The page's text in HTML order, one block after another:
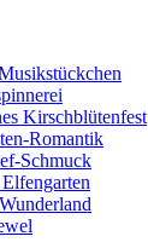
Kirschblütenfest
Romantik
Schmuck